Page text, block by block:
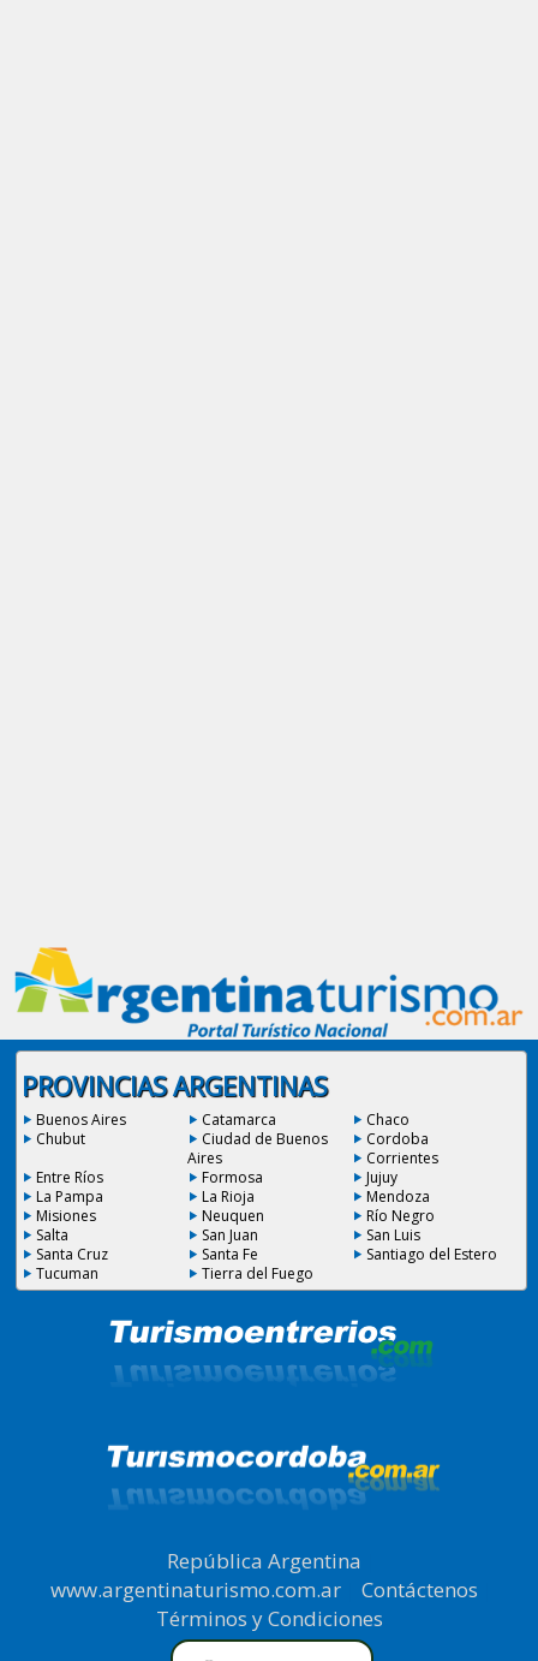
PROVINCIAS ARGENTINAS
Buenos Aires Catamarca
Chaco
Chubut
Ciudad de Buenos
Aires
Cordoba
Corrientes
Entre Ríos
Formosa
Jujuy
La Pampa
La Rioja
Mendoza
Misiones
Neuquen
Río Negro
Salta
San Juan
San Luis
Santa Cruz
Santa Fe
Santiago del Estero
Tucuman
Tierra del Fuego
República Argentina
www.argentinaturismo.com.ar| Contáctenos
Términos y Condiciones